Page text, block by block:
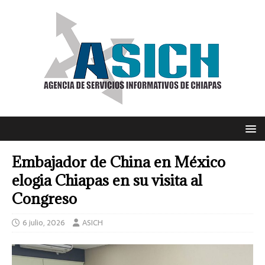
Embajador de China en México
elogia Chiapas en su visita al
Congreso
6 julio, 2026 ASICH